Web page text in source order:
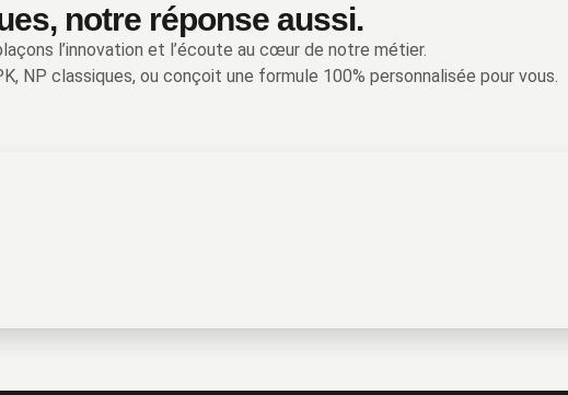
notre réponse aussi.
l’innovation et l’écoute au cœur de notre métier.
NP classiques, ou conçoit une formule 100% personnalisée pour vous.